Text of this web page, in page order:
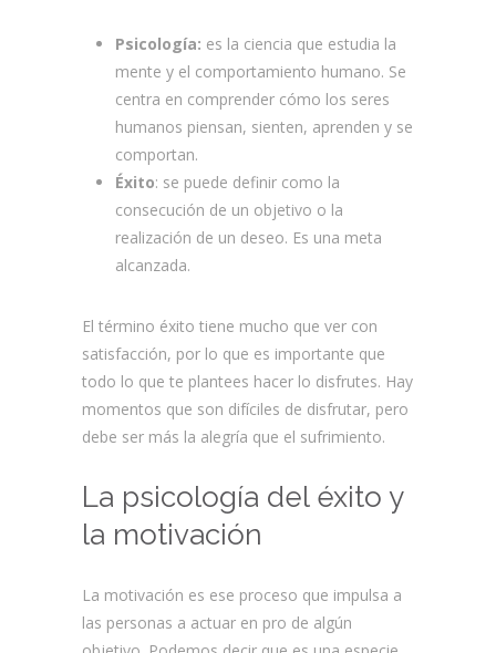
Psicología: es la ciencia que estudia la
mente y el comportamiento humano. Se
centra en comprender cómo los seres
humanos piensan, sienten, aprenden y se
comportan.
Éxito: se puede definir como la
consecución de un objetivo o la
realización de un deseo. Es una meta
alcanzada.
El término éxito tiene mucho que ver con
satisfacción, por lo que es importante que
todo lo que te plantees hacer lo disfrutes. Hay
momentos que son difíciles de disfrutar, pero
debe ser más la alegría que el sufrimiento.
La psicología del éxito y
la motivación
La motivación es ese proceso que impulsa a
las personas a actuar en pro de algún